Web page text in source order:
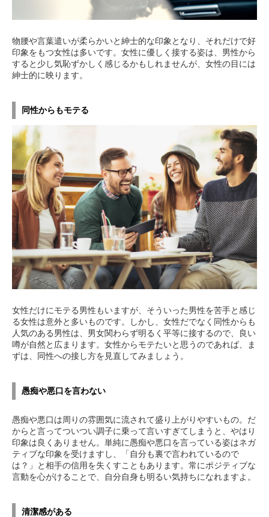
物腰や言葉遣いが柔らかいと紳士的な印象となり、それだけで好
印象をもつ女性は多いです。女性に優しく接する姿は、男性から
すると少し気恥ずかしく感じるかもしれませんが、女性の目には
紳士的に映ります。
同性からもモテる
女性だけにモテる男性もいますが、そういった男性を苦手と感じ
る女性は意外と多いものです。しかし、女性だでなく同性からも
人気のある男性は、男女関わらず明るく平等に接するので、良い
噂が自然と広まります。女性からモテたいと思うのであれば、ま
ずは、同性への接し方を見直してみましょう。
愚痴や悪口を言わない
愚痴や悪口は周りの雰囲気に流されて盛り上がりやすいもの。だ
からと言ってついつい調子に乗って言いすぎてしまうと、やはり
印象は良くありません。単純に愚痴や悪口を言っている姿はネガ
ティブな印象を受けますし、「自分も裏で言われているので
は？」と相手の信用を失くすこともあります。常にポジティブな
言動を心がけることで、自分自身も明るい気持ちになれますよ。
清潔感がある